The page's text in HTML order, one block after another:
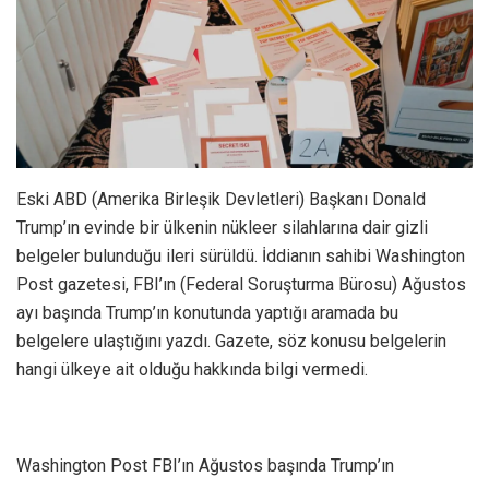
Eski ABD (Amerika Birleşik Devletleri) Başkanı Donald
Trump’ın evinde bir ülkenin nükleer silahlarına dair gizli
belgeler bulunduğu ileri sürüldü. İddianın sahibi Washington
Post gazetesi, FBI’ın (Federal Soruşturma Bürosu) Ağustos
ayı başında Trump’ın konutunda yaptığı aramada bu
belgelere ulaştığını yazdı. Gazete, söz konusu belgelerin
hangi ülkeye ait olduğu hakkında bilgi vermedi.
Washington Post FBI’ın Ağustos başında Trump’ın